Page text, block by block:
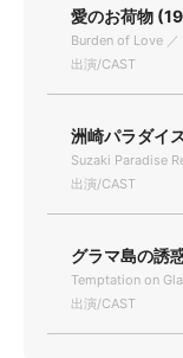
愛のお荷物
Burden of Love
出演/CAST
洲崎パラダイ
Suzaki Paradise
出演/CAST
グラマ島の誘
Temptation on
出演/CAST